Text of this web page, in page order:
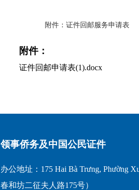
附件：证件回邮服务申请表
附件：
证件回邮申请表(1).docx
领事侨务及中国公民证件
办公地址：175 Hai Bà Trưng, Phường
春和坊二征夫人路175号）